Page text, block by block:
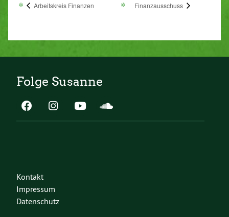
Arbeitskreis Finanzen Finanzausschuss
Folge Susanne
Kontakt
Impressum
Datenschutz